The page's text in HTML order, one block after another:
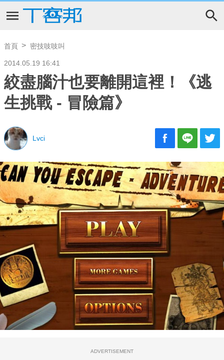
首頁 密技吱吱叫
2014.05.19 16:41
絞盡腦汁也要離開這裡！《逃
生挑戰 - 冒險篇》
Lvci
ADVERTISEMENT